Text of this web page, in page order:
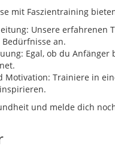
mit Faszientraining
Unsere
an.
Egal, ob du
Motivation: Trainiere in
und melde dich